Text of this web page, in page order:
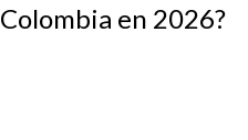
Colombia en 2026?